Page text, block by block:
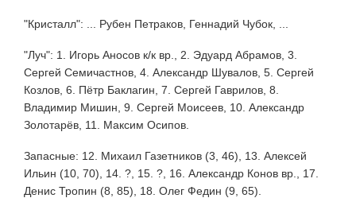
"Кристалл": ... Рубен Петраков, Геннадий Чубок, ...
"Луч": 1. Игорь Аносов к/к вр., 2. Эдуард Абрамов, 3.
Сергей Семичастнов, 4. Александр Шувалов, 5. Сергей
Козлов, 6. Пётр Баклагин, 7. Сергей Гаврилов, 8.
Владимир Мишин, 9. Сергей Моисеев, 10. Александр
Золотарёв, 11. Максим Осипов.
Запасные: 12. Михаил Газетников (3, 46), 13. Алексей
Ильин (10, 70), 14. ?, 15. ?, 16. Александр Конов вр., 17.
Денис Тропин (8, 85), 18. Олег Федин (9, 65).